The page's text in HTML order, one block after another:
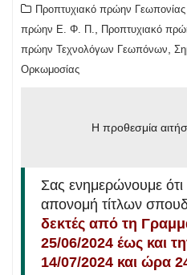
Προπτυχιακό πρώην
πρώην Ε. Φ. Π.
Προπτυχιακό
πρώην Τεχνολόγων Γεωπόνων
Ορκωμοσίας
Η προθεσμία
Σας ενημερώνουμε ότι
απονομή τίτλων
δεκτές από τη
25/06/2024 έως και
14/07/2024 και ώρα